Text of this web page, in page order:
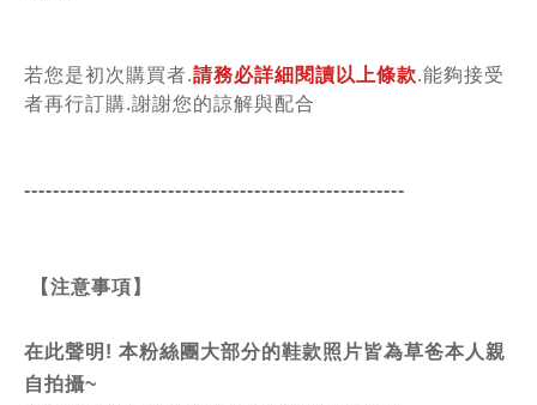
若您是初次購買者.請務必詳細閱讀以上條款.能夠接受
者再行訂購.謝謝您的諒解與配合
-----------------------------------------------------
【注意事項】
在此聲明! 本粉絲團大部分的鞋款照片皆為草爸本人親
自拍攝~